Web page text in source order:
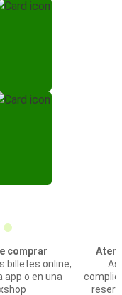
comprar
billetes online,
app o en una